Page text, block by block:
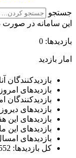
جستجو
این سامانه در
بازدیدها: 0
امار بازدید
بازدیدکنندگان
بازدیدهای
بازدیدکنندگان
بازدیدهای
بازدیدهای این
بازدیدهای این
بازدیدهای
کل بازدیدها: